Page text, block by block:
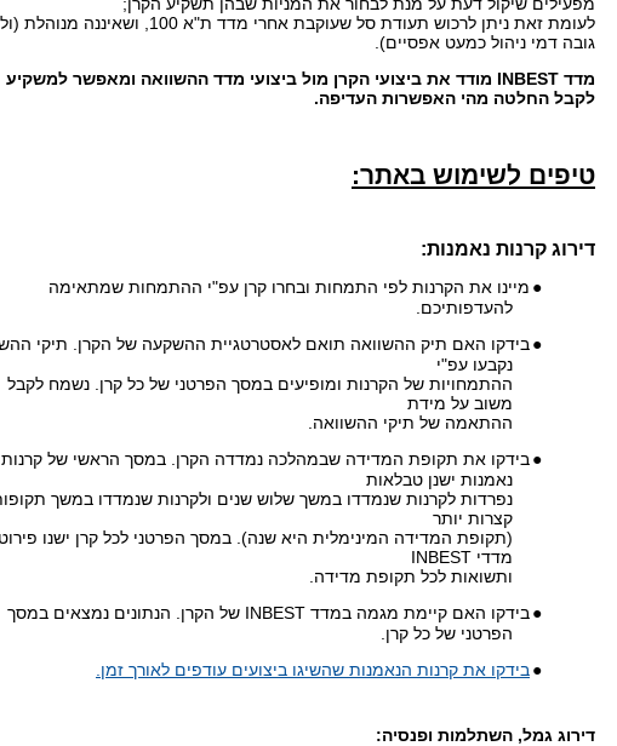
לעומת זאת ניתן לרכוש תעודת סל שעוקבת אחרי מדד ת"א 100,
גובה דמי ניהול כמעט אפסיים).
מדד INBEST מודד את ביצועי הקרן מול ביצועי מדד ההשוואה ומאפשר למשקיע
לקבל החלטה מהי האפשרות העדיפה.
טיפים לשימוש באתר:
דירוג קרנות נאמנות:
● מיינו את הקרנות לפי התמחות ובחרו קרן עפ"י ההתמחות שמתאימה
להעדפותיכם.
●בידקו האם תיק ההשוואה תואם לאסטרטגיית ההשקעה של הקרן. תיקי
נקבעו עפ"י
ההתמחויות של הקרנות ומופיעים במסך הפרטני של כל קרן. נשמח לקבל
משוב על מידת
ההתאמה של תיקי ההשוואה.
●בידקו את תקופת המדידה שבמהלכה נמדדה הקרן. במסך הראשי של קרנות
נאמנות ישנן טבלאות
נפרדות לקרנות שנמדדו במשך שלוש שנים ולקרנות שנמדדו במשך
קצרות יותר
(תקופת המדידה המינימלית היא שנה). במסך הפרטני לכל קרן ישנו
מדדי INBEST
ותשואות לכל תקופת מדידה.
●
בידקו האם קיימת מגמה במדד INBEST של הקרן. הנתונים נמצאים במסך
הפרטני של כל קרן.
●בידקו את קרנות הנאמנות שהשיגו ביצועים עודפים לאורך זמן.
דירוג גמל, השתלמות ופנסיה: